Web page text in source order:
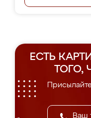
ЕСТЬ
ТОГО,